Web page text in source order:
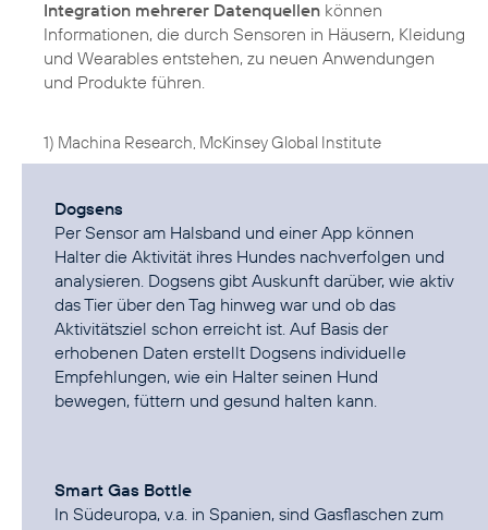
Integration mehrerer Datenquellen können
Informationen, die durch Sensoren in Häusern, Kleidung
und Wearables entstehen, zu neuen Anwendungen
und Produkte führen.
1) Machina Research, McKinsey Global Institute
Dogsens
Per Sensor am Halsband und einer App können
Halter die Aktivität ihres Hundes nachverfolgen und
analysieren. Dogsens gibt Auskunft darüber, wie aktiv
das Tier über den Tag hinweg war und ob das
Aktivitätsziel schon erreicht ist. Auf Basis der
erhobenen Daten erstellt Dogsens individuelle
Empfehlungen, wie ein Halter seinen Hund
bewegen, füttern und gesund halten kann.
Smart Gas Bottle
In Südeuropa, v.a. in Spanien, sind Gasflaschen zum